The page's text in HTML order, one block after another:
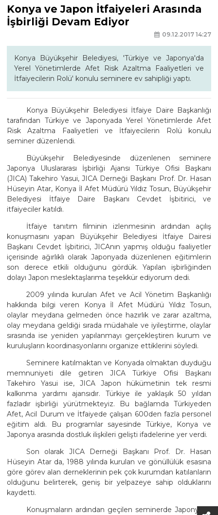
Konya ve Japon İtfaiyeleri Arasında
İşbirliği Devam Ediyor
09.12.2017 14:27
Konya Büyükşehir Belediyesi, 'Türkiye ve Japonya'da
Yerel Yönetimlerde Afet Risk Azaltma Faaliyetleri ve
İtfaiyecilerin Rolü' konulu seminere ev sahipliği yaptı.
Konya Büyükşehir Belediyesi İtfaiye Daire Başkanlığı
tarafından Türkiye ve Japonyada Yerel Yönetimlerde Afet
Risk Azaltma Faaliyetleri ve İtfaiyecilerin Rolü konulu
seminer düzenlendi.
Büyükşehir Belediyesinde düzenlenen seminere
Japonya Uluslararası İşbirliği Ajansı Türkiye Ofisi Başkanı
(JICA) Takehiro Yasui, JICA Derneği Başkanı Prof. Dr. Hasan
Hüseyin Atar, Konya İl Afet Müdürü Yıldız Tosun, Büyükşehir
Belediyesi İtfaiye Daire Başkanı Cevdet İşbitirici, ve
itfaiyeciler katıldı.
İtfaiye tanıtım filminin izlenmesinin ardından açılış
konuşmasını yapan Büyükşehir Belediyesi İtfaiye Dairesi
Başkanı Cevdet İşbitirici, JICAnın yapmış olduğu faaliyetler
içerisinde ağırlıklı olarak Japonyada düzenlenen eğitimlerin
son derece etkili olduğunu gördük. Yapılan işbirliğinden
dolayı Japon meslektaşlarıma teşekkür ediyorum dedi.
2009 yılında kurulan Afet ve Acil Yönetim Başkanlığı
hakkında bilgi veren Konya İl Afet Müdürü Yıldız Tosun,
olaylar meydana gelmeden önce hazırlık ve zarar azaltma,
olay meydana geldiği sırada müdahale ve iyileştirme, olaylar
sırasında ise yeniden yapılanmayı gerçekleştiren kurum ve
kuruluşların koordinasyonlarını organize ettiklerini söyledi.
Seminere katılmaktan ve Konyada olmaktan duyduğu
memnuniyeti dile getiren JICA Türkiye Ofisi Başkanı
Takehiro Yasui ise, JICA Japon hükümetinin tek resmi
kalkınma yardımı ajansıdır. Türkiye ile yaklaşık 50 yıldan
fazladır işbirliği yürütmekteyiz. Bu bağlamda Türkiyeden
Afet, Acil Durum ve İtfaiyede çalışan 600den fazla personel
eğitim aldı. Bu programlar sayesinde Türkiye, Konya ve
Japonya arasında dostluk ilişkileri gelişti ifadelerine yer verdi.
Son olarak JICA Derneği Başkanı Prof. Dr. Hasan
Hüseyin Atar da, 1988 yılında kurulan ve gönüllülük esasına
göre görev alan derneklerinin pek çok kurumdan katılanların
olduğunu belirterek, geniş bir yelpazeye sahip olduklarını
kaydetti.
Konuşmaların ardından geçilen seminerde Japonyada